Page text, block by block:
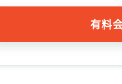
有料